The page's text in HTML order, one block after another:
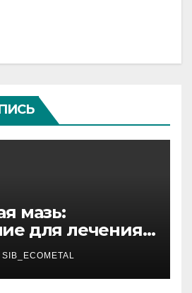
мазь:
для лечения
SIB_ECOMETAL